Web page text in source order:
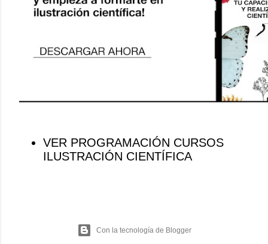
VER PROGRAMACIÓN CURSOS
ILUSTRACIÓN CIENTÍFICA
Con la tecnología de Blogger